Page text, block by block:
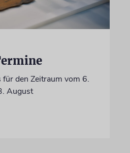
den Zeitraum vom 6.
August